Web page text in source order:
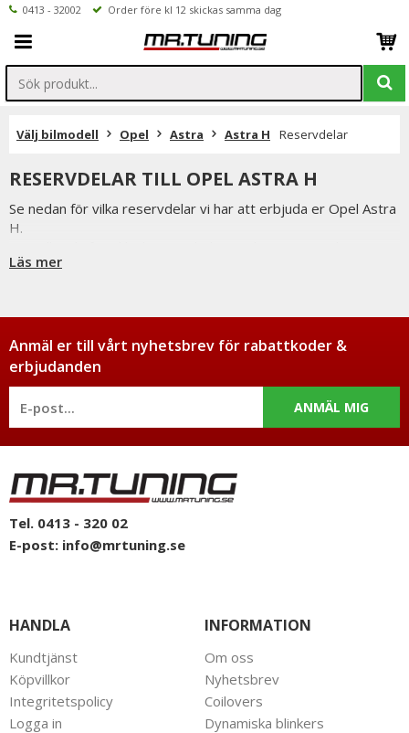
0413 - 32002 Order före kl 12 skickas samma dag
Välj bilmodell Opel Astra Astra H Reservdelar
RESERVDELAR TILL OPEL ASTRA H
Se nedan för vilka reservdelar vi har att erbjuda er Opel Astra
H.
förutsatta att varan finns i lager.
Du har alltid 14 dagars returrätt och om du har några frågor
får du gärna kontakta oss då vi själva har ett brinnande
intresse för bilstyling & biltuning och svarar gladeligen på era
funderingar. På vardagar mellan 09 - 16 kan ni nå oss via
telefon: 0413-32002. Ni når oss även via
Läs mer
Anmäl er till vårt nyhetsbrev för rabattkoder &
erbjudanden
ANMÄL MIG
Tel. 0413 - 320 02
E-post: info@mrtuning.se
HANDLA
Kundtjänst
Köpvillkor
Integritetspolicy
Logga in
INFORMATION
Om oss
Nyhetsbrev
Coilovers
Dynamiska blinkers